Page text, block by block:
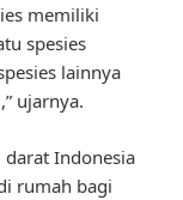
memiliki
spesies
lainnya
ujarnya.
darat Indonesia
rumah bagi